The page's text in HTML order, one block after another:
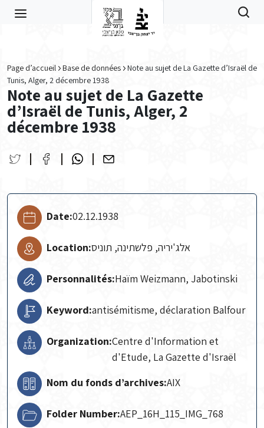
Page d’accueil Base de données
Note au sujet de La Gazette d’Israël de
Tunis, Alger, 2 décembre 1938
Note au sujet de La Gazette
d’Israël de Tunis, Alger, 2
décembre 1938
Date:02.12.1938
Location:אלג'יריה, פלשתינה, תוניס
Personnalités:Haïm Weizmann, Jabotinski
Keyword:antisémitisme, déclaration Balfour
Organization:Centre d'Information et
d'Etude, La Gazette d'Israël
Nom du fonds d’archives:AIX
Folder Number:AEP_16H_115_IMG_768